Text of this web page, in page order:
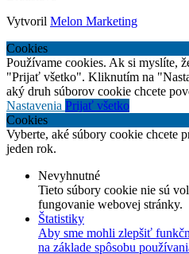
Vytvoril Melon Marketing
Cookies
Používame cookies. Ak si myslíte,
"Prijať všetko". Kliknutím na
aký druh súborov cookie chcete
Nastavenia Prijať všetko
Cookies
Vyberte, aké súbory cookie chcete
jeden rok.
Nevyhnutné
Tieto súbory cookie nie sú
fungovanie webovej stránky.
Štatistiky
Aby sme mohli zlepšiť
na základe spôsobu